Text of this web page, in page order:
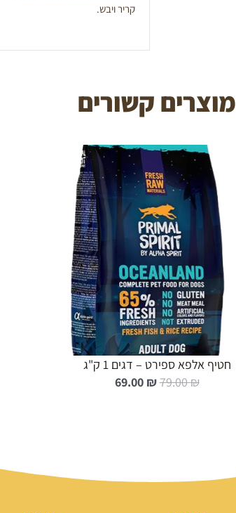
קריר ויבש.
מוצרים קשורים
הוספה לעגלה
חטיף אלפא ספירט – דגים 1 ק"ג
79.00₪
ה
מ
69.00 ₪
ה
נ